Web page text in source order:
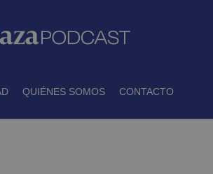
QUIÉNES SOMOS CONTACTO